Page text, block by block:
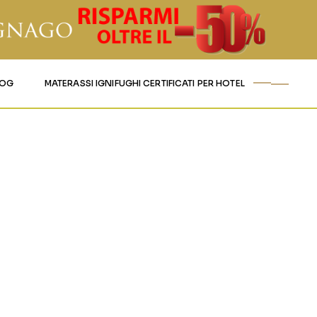
MATERASSI IGNIFUGHI CERTIFICATI PER HOTEL